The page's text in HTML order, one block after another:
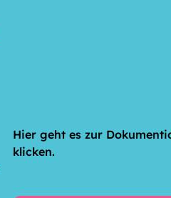
Hier geht es zur
klicken.